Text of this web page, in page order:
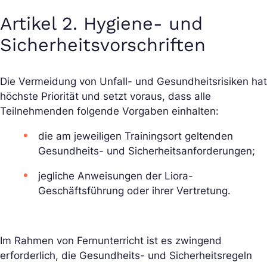
Artikel 2. Hygiene- und
Sicherheitsvorschriften
Die Vermeidung von Unfall- und Gesundheitsrisiken hat
höchste Priorität und setzt voraus, dass alle
Teilnehmenden folgende Vorgaben einhalten:
die am jeweiligen Trainingsort geltenden
Gesundheits- und Sicherheitsanforderungen;
jegliche Anweisungen der Liora-
Geschäftsführung oder ihrer Vertretung.
Im Rahmen von Fernunterricht ist es zwingend
erforderlich, die Gesundheits- und Sicherheitsregeln